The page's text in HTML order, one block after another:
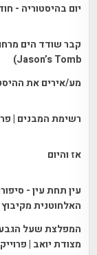
יום בהיסטוריה -
Jason’s Tomb)
מע/אירים את
רשימת המבנים |
אז והיום
עין תחת עין -
האלחוטנית מקיבוץ
המפלצת שעל
מצודת יואב |